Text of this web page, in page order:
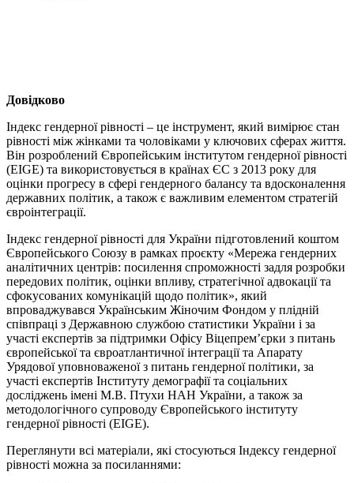
Довідково
Індекс гендерної рівності – це інструмент, який вимірює стан
рівності між жінками та чоловіками у ключових сферах життя.
Він розроблений Європейським інститутом гендерної рівності
(EIGE) та використовується в країнах ЄС з 2013 року для
оцінки прогресу в сфері гендерного балансу та вдосконалення
державних політик, а також є важливим елементом стратегій
євроінтеграції.
Індекс гендерної рівності для України підготовлений коштом
Європейського Союзу в рамках проєкту «Мережа гендерних
аналітичних центрів: посилення спроможності задля розробки
передових політик, оцінки впливу, стратегічної адвокації та
сфокусованих комунікацій щодо політик», який
впроваджувався Українським Жіночим Фондом у плідній
співпраці з Державною службою статистики України і за
участі експертів за підтримки Офісу Віцепрем’єрки з питань
європейської та євроатлантичної інтеграції та Апарату
Урядової уповноваженої з питань гендерної політики, за
участі експертів Інституту демографії та соціальних
досліджень імені М.В. Птухи НАН України, а також за
методологічного супроводу Європейського інституту
гендерної рівності (EIGE).
Переглянути всі матеріали, які стосуються Індексу гендерної
рівності можна за посиланнями: